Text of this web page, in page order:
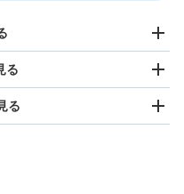
る
る